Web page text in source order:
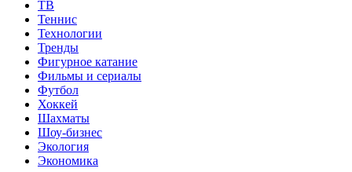
ТВ
Теннис
Технологии
Тренды
Фигурное катание
Фильмы и сериалы
Футбол
Хоккей
Шахматы
Шоу-бизнес
Экология
Экономика